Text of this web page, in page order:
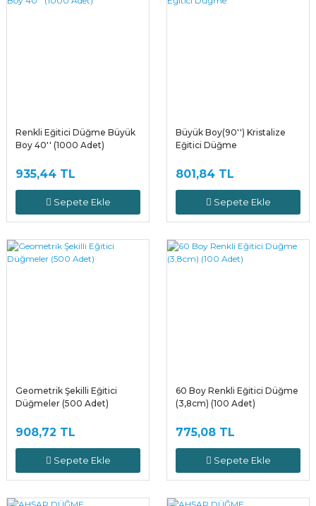
Renkli Eğitici Düğme Büyük
Boy 40'' (1000 Adet)
935,44 TL
Sepete Ekle
Büyük Boy(90'') Kristalize
Eğitici Düğme
801,84 TL
Sepete Ekle
Geometrik Şekilli Eğitici
Düğmeler (500 Adet)
908,72 TL
Sepete Ekle
60 Boy Renkli Eğitici Düğme
(3,8cm) (100 Adet)
775,08 TL
Sepete Ekle